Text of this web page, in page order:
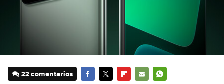
22 comentarios